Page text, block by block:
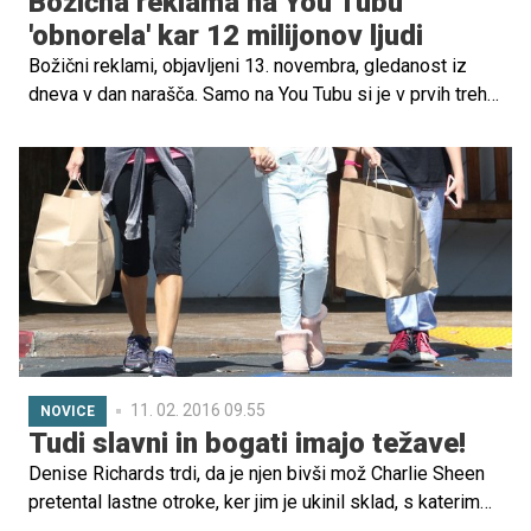
'obnorela' kar 12 milijonov ljudi
Božični reklami, objavljeni 13. novembra, gledanost iz
dneva v dan narašča. Samo na You Tubu si je v prvih treh
nabaviti božična darila za vso družino. Poglejte, česa se
je domislil, samo da bi vse skupaj končal pravočasno.
NOVICE 11. 02. 2016 09.55
Tudi slavni in bogati imajo težave!
Denise Richards trdi, da je njen bivši mož Charlie Sheen
pretental lastne otroke, ker jim je ukinil sklad, s katerim